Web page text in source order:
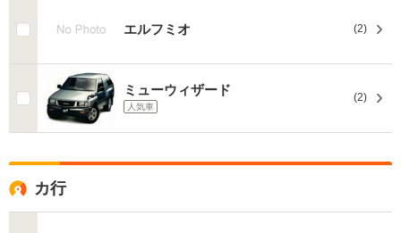
エルフミオ (2)
ミューウィザード
人気車
(2)
カ行